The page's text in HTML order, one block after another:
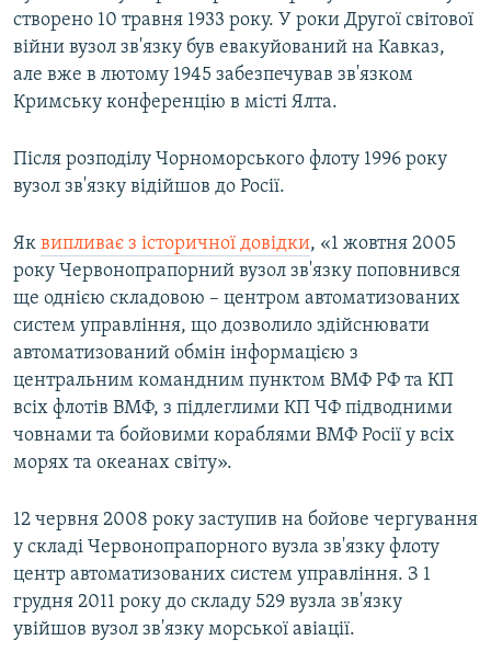
створено 10 травня 1933 року. У роки Другої світової
війни вузол зв'язку був евакуйований на Кавказ,
але вже в лютому 1945 забезпечував зв'язком
Кримську конференцію в місті Ялта.
Після розподілу Чорноморського флоту 1996 року
вузол зв'язку відійшов до Росії.
Як випливає з історичної довідки, «1 жовтня 2005
року Червонопрапорний вузол зв'язку поповнився
ще однією складовою – центром автоматизованих
систем управління, що дозволило здійснювати
автоматизований обмін інформацією з
центральним командним пунктом ВМФ РФ та КП
всіх флотів ВМФ, з підлеглими КП ЧФ підводними
човнами та бойовими кораблями ВМФ Росії у всіх
морях та океанах світу».
12 червня 2008 року заступив на бойове чергування
у складі Червонопрапорного вузла зв'язку флоту
центр автоматизованих систем управління. З 1
грудня 2011 року до складу 529 вузла зв'язку
увійшов вузол зв'язку морської авіації.